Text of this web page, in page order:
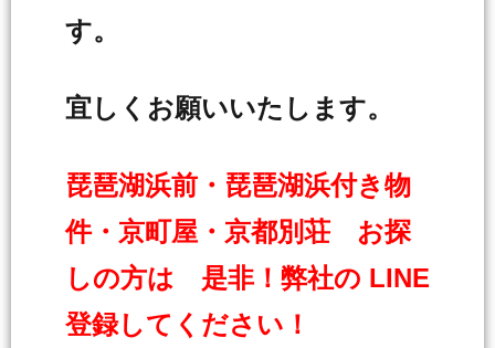
す。
宜しくお願いいたします。
琵琶湖浜前・琵琶湖浜付き物
件・京町屋・京都別荘 お探
しの方は 是非！弊社の LINE
登録してください！